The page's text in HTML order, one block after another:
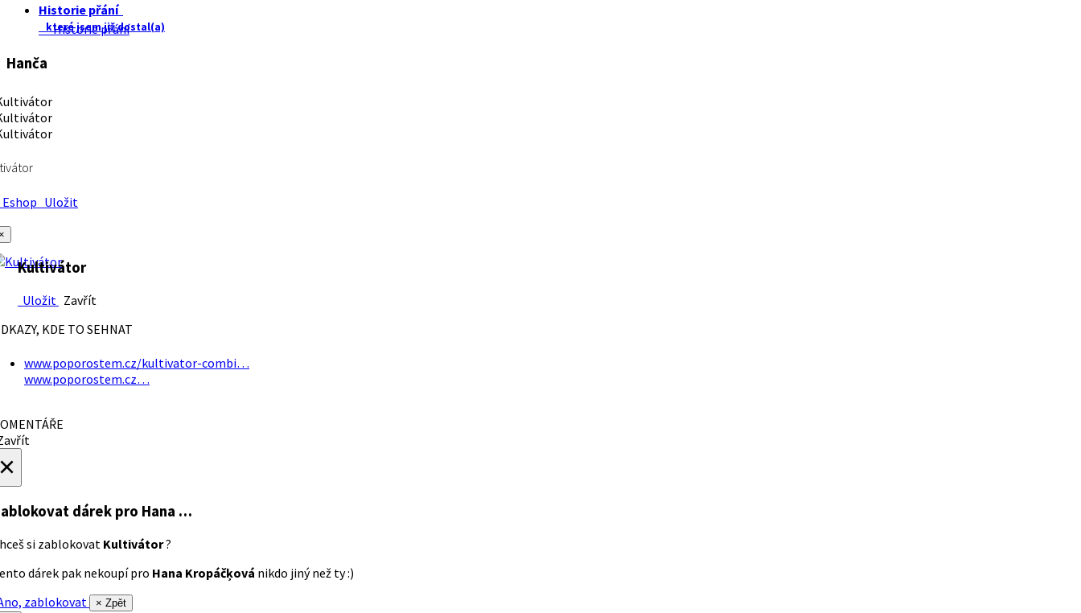
Historie přání
které jsem již dostal(a)
Historie přání
Hanča
Uložit
Kultivátor
Uložit Zavřít
KDE TO SEHNAT
www.poporostem.cz/kultivator-combi…
www.poporostem.cz…
dárek pro Hana …
si zablokovat Kultivátor?
dárek pak nekoupí pro Hana Kropáčķová nikdo jiný než ty :)
zablokovat
× Zpět